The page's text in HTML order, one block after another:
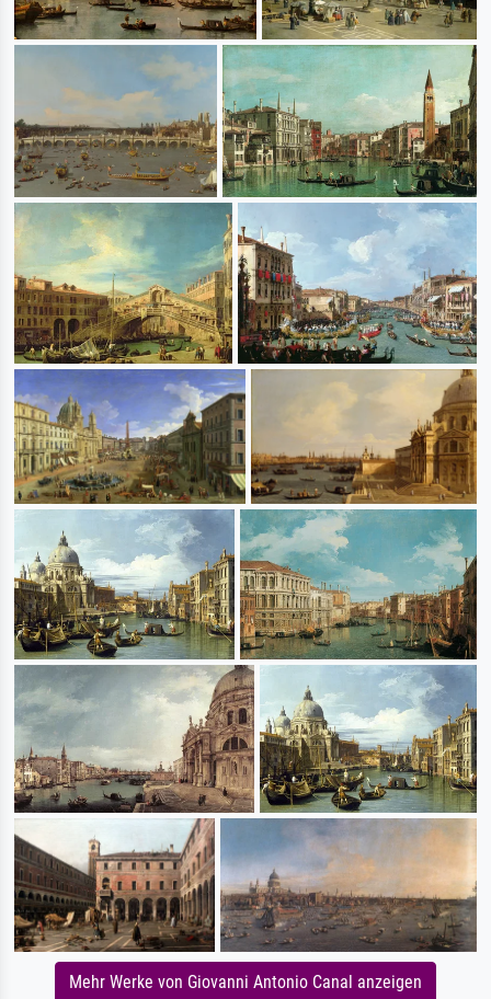
Mehr Werke von Giovanni Antonio Canal anzeigen